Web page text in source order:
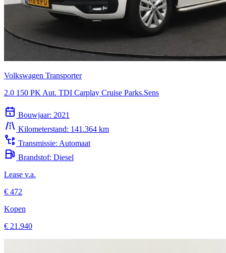
Volkswagen Transporter
2.0 150 PK Aut. TDI Carplay Cruise Parks.Sens
Bouwjaar: 2021
Kilometerstand: 141.364 km
Transmissie: Automaat
Brandstof: Diesel
Lease v.a.
€ 472
Kopen
€ 21.940